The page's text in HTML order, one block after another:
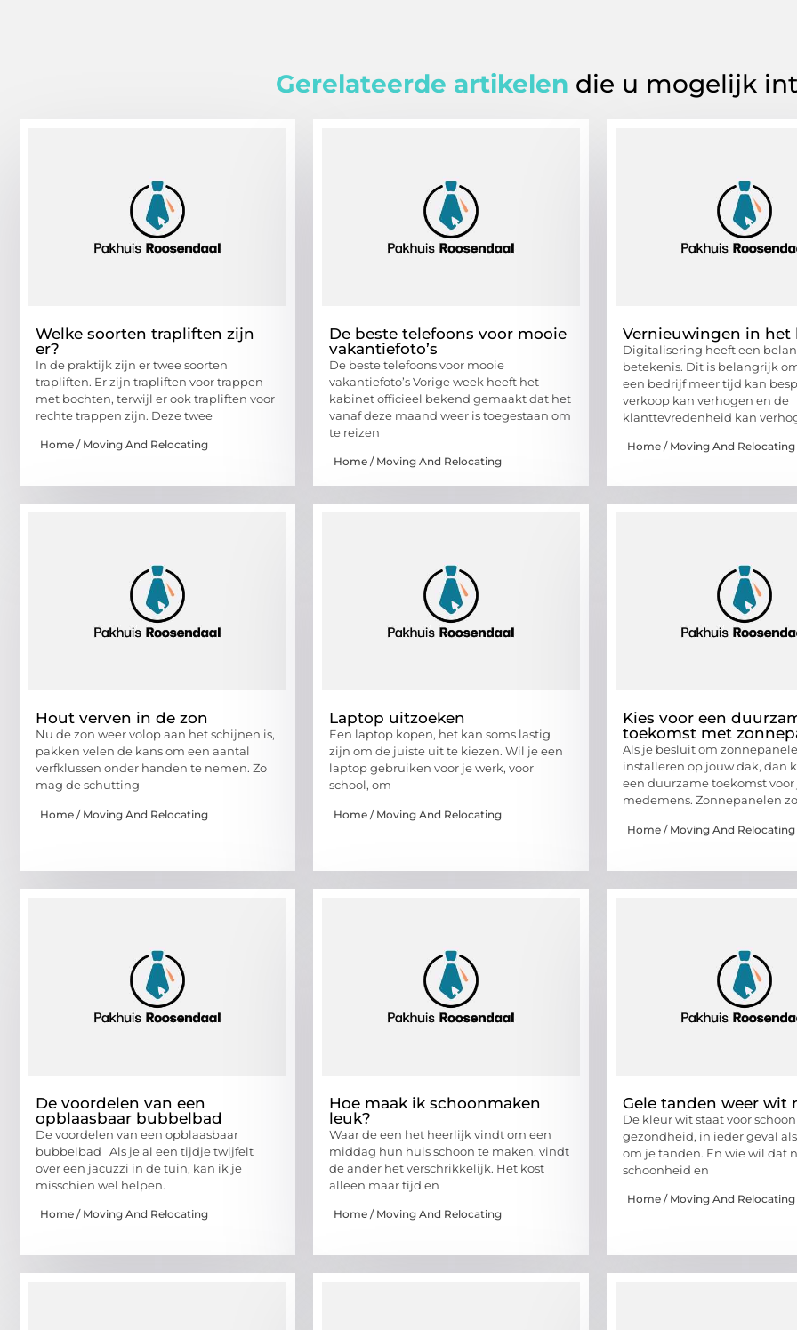
Gerelateerde artikelen die u mogelijk
Welke soorten trapliften zijn
er?
In de praktijk zijn er twee soorten
trapliften. Er zijn trapliften voor trappen
met bochten, terwijl er ook trapliften voor
rechte trappen zijn. Deze twee
Home / Moving And Relocating
De beste telefoons voor mooie
vakantiefoto’s
De beste telefoons voor mooie
vakantiefoto’s Vorige week heeft het
kabinet officieel bekend gemaakt dat het
vanaf deze maand weer is toegestaan om
te reizen
Home / Moving And Relocating
Vernieuwingen in het
Digitalisering heeft een
betekenis. Dit is belangrijk
een bedrijf meer tijd kan
verkoop kan verhogen en de
klanttevredenheid kan
Home / Moving And Relocating
Hout verven in de zon
Nu de zon weer volop aan het schijnen is,
pakken velen de kans om een aantal
verfklussen onder handen te nemen. Zo
mag de schutting
Home / Moving And Relocating
Laptop uitzoeken
Een laptop kopen, het kan soms lastig
zijn om de juiste uit te kiezen. Wil je een
laptop gebruiken voor je werk, voor
school, om
Home / Moving And Relocating
Kies voor een
toekomst met
Als je besluit om
installeren op jouw dak, dan
een duurzame toekomst voor
medemens. Zonnepanelen
Home / Moving And Relocating
De voordelen van een
opblaasbaar bubbelbad
De voordelen van een opblaasbaar
bubbelbad Als je al een tijdje twijfelt
over een jacuzzi in de tuin, kan ik je
misschien wel helpen.
Home / Moving And Relocating
Hoe maak ik schoonmaken
leuk?
Waar de een het heerlijk vindt om een
middag hun huis schoon te maken, vindt
de ander het verschrikkelijk. Het kost
alleen maar tijd en
Home / Moving And Relocating
Gele tanden weer wit
De kleur wit staat voor
gezondheid, in ieder geval
om je tanden. En wie wil dat
schoonheid en
Home / Moving And Relocating